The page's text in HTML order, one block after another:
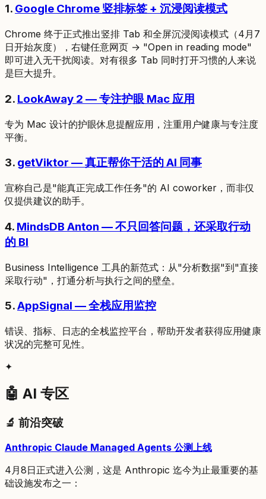
1. Google Chrome 竖排标签 + 沉浸阅读模式
Chrome 终于正式推出竖排 Tab 和全屏沉浸阅读模式（4月7
日开始灰度），右键任意网页 → "Open in reading mode"
即可进入无干扰阅读。对有很多 Tab 同时打开习惯的人来说
是巨大提升。
2. LookAway 2 — 专注护眼 Mac 应用
专为 Mac 设计的护眼休息提醒应用，注重用户健康与专注度
平衡。
3. getViktor — 真正帮你干活的 AI 同事
宣称自己是"能真正完成工作任务"的 AI coworker，而非仅
仅提供建议的助手。
4. MindsDB Anton — 不只回答问题，还采取行动
的 BI
Business Intelligence 工具的新范式：从"分析数据"到"直接
采取行动"，打通分析与执行之间的壁垒。
5.AppSignal — 全栈应用监控
错误、指标、日志的全栈监控平台，帮助开发者获得应用健康
状况的完整可见性。
✦
🤖 AI 专区
🔬 前沿突破
Anthropic Claude Managed Agents 公测上线
4月8日正式进入公测，这是 Anthropic 迄今为止最重要的基
础设施发布之一：